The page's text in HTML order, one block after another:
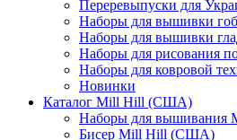
Переревыпуски для
Наборы для вышивки
Наборы для вышивки
Наборы для рисования
Наборы для ковровой
Новинки
Каталог Mill Hill (США)
Наборы для
Бисер Mill Hill (США)